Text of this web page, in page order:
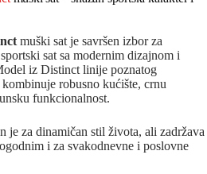
muški sat je savršen izbor za
sat sa modernim dizajnom i
iz Distinct linije poznatog
robusno kućište, crnu
funkcionalnost.
je za dinamičan stil života, ali zadržava
i za svakodnevne i poslovne